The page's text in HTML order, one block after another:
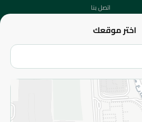
اختر موقعك
اتصل بنا
الفروع
سياسة الاستخدام